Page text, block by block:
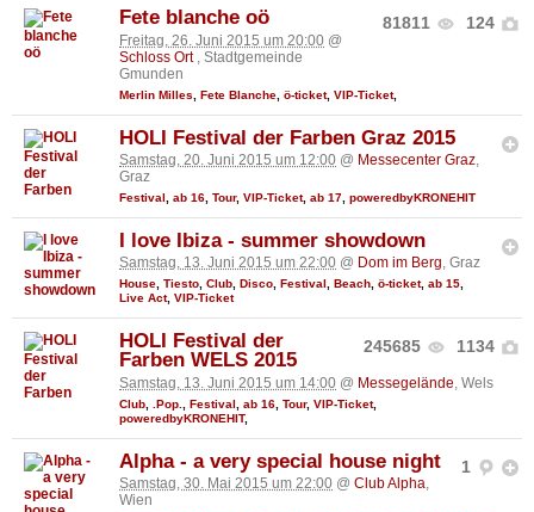
81811 124
Fete blanche oö
Freitag, 26. Juni 2015 um 20:00 @
Schloss Ort , Stadtgemeinde
Gmunden
Merlin Milles Fete Blanche ö-ticket, VIP-Ticket,
HOLI Festival der Farben Graz 2015
Samstag, 20. Juni 2015 um 12:00 @ Messecenter Graz,
Graz
Festival ab 16 Tour, VIP-Ticket, ab 17 poweredbyKRONEHIT
I love Ibiza - summer showdown
Samstag, 13. Juni 2015 um 22:00 @ Dom im Berg, Graz
House, Tiesto, Club, Disco, Festival, Beach, ö-ticket, ab 15,
Live Act, VIP-Ticket
245685 1134
HOLI Festival der
Farben WELS 2015
Samstag, 13. Juni 2015 um 14:00 @ Messegelände , Wels
Club .Pop. Festival ab 16 Tour, VIP-Ticket,
poweredbyKRONEHIT,
1
Alpha - a very special house night
Samstag, 30. Mai 2015 um 22:00 @ Club Alpha,
Wien